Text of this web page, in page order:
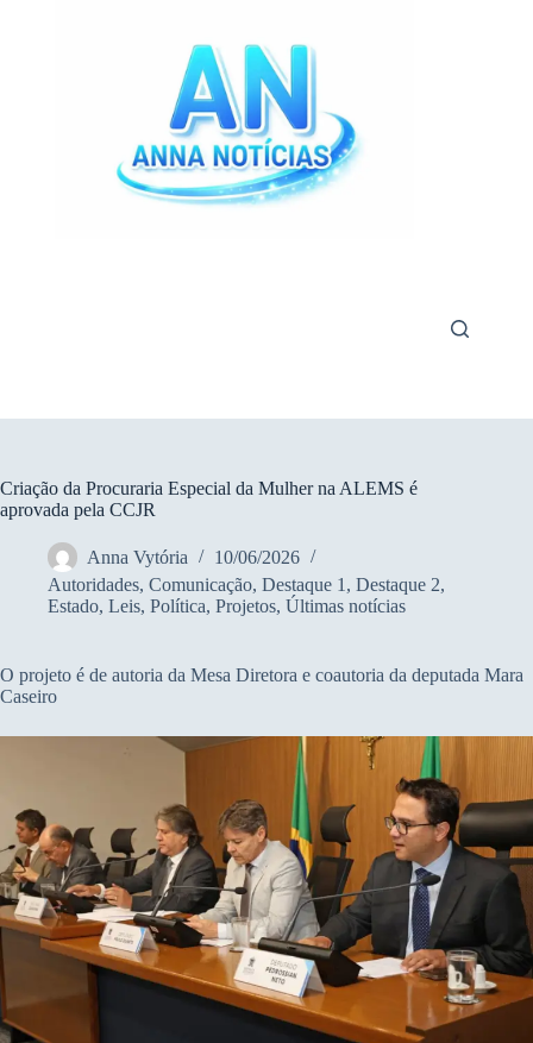
Criação da Procuraria Especial da Mulher na ALEMS é
aprovada pela CCJR
Anna Vytória
10/06/2026
Autoridades, Comunicação, Destaque 1 , Destaque 2,
Estado, Leis, Política, Projetos, Últimas notícias
O projeto é de autoria da Mesa Diretora e coautoria da deputada Mara
Caseiro